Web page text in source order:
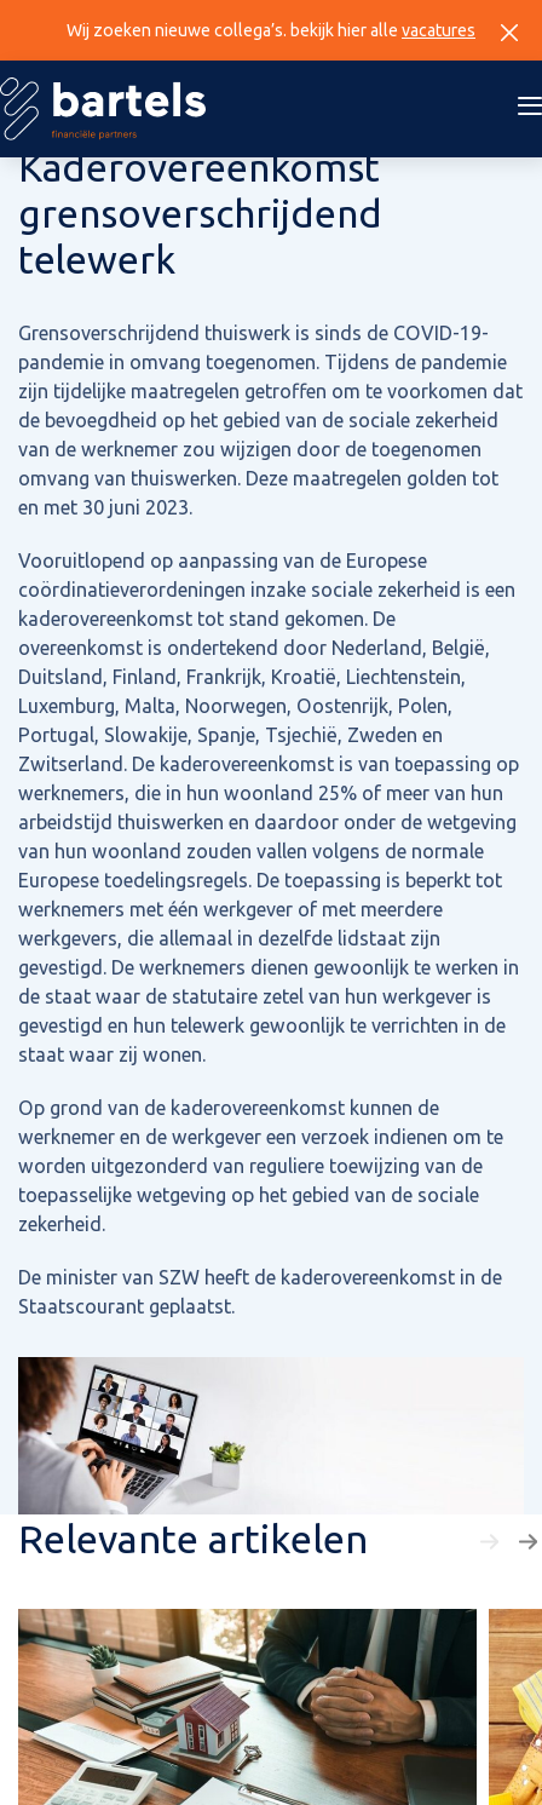
Wij zoeken nieuwe collega’s. bekijk hier alle vacatures
16 augustus 2023
Kaderovereenkomst
grensoverschrijdend
telewerk
Grensoverschrijdend thuiswerk is sinds de COVID-19-
pandemie in omvang toegenomen. Tijdens de pandemie
zijn tijdelijke maatregelen getroffen om te voorkomen dat
de bevoegdheid op het gebied van de sociale zekerheid
van de werknemer zou wijzigen door de toegenomen
omvang van thuiswerken. Deze maatregelen golden tot
en met 30 juni 2023.
Vooruitlopend op aanpassing van de Europese
coördinatieverordeningen inzake sociale zekerheid is een
kaderovereenkomst tot stand gekomen. De
overeenkomst is ondertekend door Nederland, België,
Duitsland, Finland, Frankrijk, Kroatië, Liechtenstein,
Luxemburg, Malta, Noorwegen, Oostenrijk, Polen,
Portugal, Slowakije, Spanje, Tsjechië, Zweden en
Zwitserland. De kaderovereenkomst is van toepassing op
werknemers, die in hun woonland 25% of meer van hun
arbeidstijd thuiswerken en daardoor onder de wetgeving
van hun woonland zouden vallen volgens de normale
Europese toedelingsregels. De toepassing is beperkt tot
werknemers met één werkgever of met meerdere
werkgevers, die allemaal in dezelfde lidstaat zijn
gevestigd. De werknemers dienen gewoonlijk te werken in
de staat waar de statutaire zetel van hun werkgever is
gevestigd en hun telewerk gewoonlijk te verrichten in de
staat waar zij wonen.
Op grond van de kaderovereenkomst kunnen de
werknemer en de werkgever een verzoek indienen om te
worden uitgezonderd van reguliere toewijzing van de
toepasselijke wetgeving op het gebied van de sociale
zekerheid.
De minister van SZW heeft de kaderovereenkomst in de
Staatscourant geplaatst.
Relevante artikelen